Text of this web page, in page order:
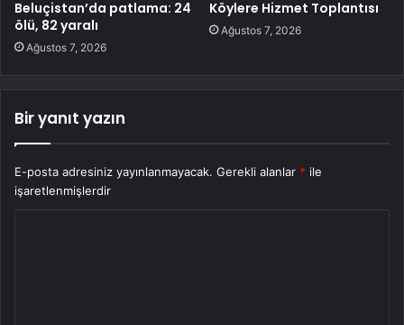
Beluçistan’da patlama: 24
ölü, 82 yaralı
Ağustos 7, 2026
Köylere Hizmet Toplantısı
Ağustos 7, 2026
Bir yanıt yazın
E-posta adresiniz yayınlanmayacak. Gerekli alanlar * ile
işaretlenmişlerdir